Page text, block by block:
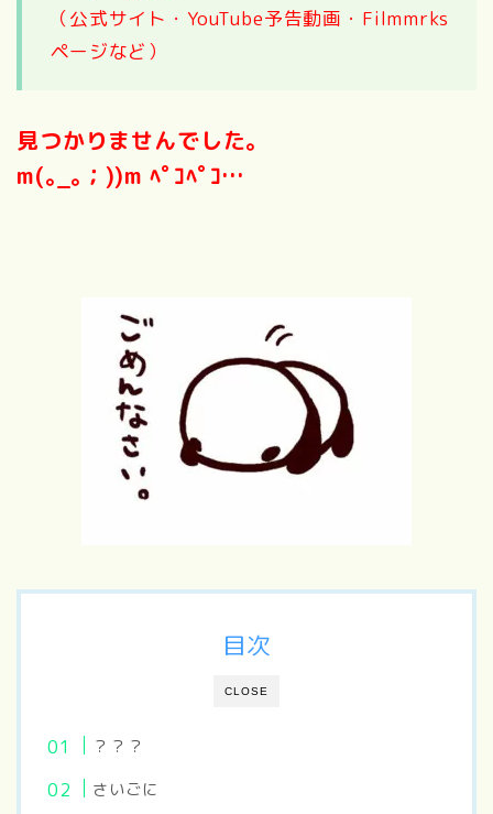
（公式サイト・YouTube予告動画・Filmmrks
ページなど）
見つかりませんでした。
m(｡_｡；))m ﾍﾟｺﾍﾟｺ…
CLOSE
目次
？？？
さいごに